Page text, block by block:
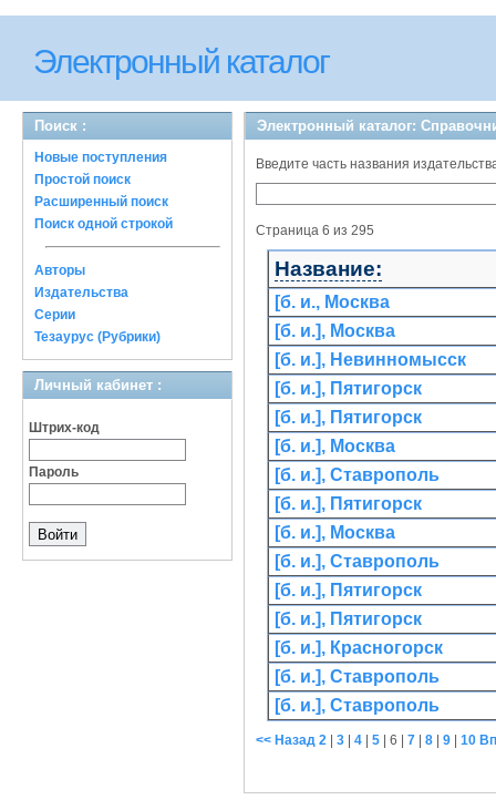
Электронный каталог
Поиск :
Новые поступления
Простой поиск
Расширенный поиск
Поиск одной строкой
Авторы
Издательства
Серии
Тезаурус (Рубрики)
Личный кабинет :
Штрих-код
Пароль
Электронный каталог:
Введите часть названия
Страница 6 из 295
Название:
[б. и., Москва
[б. и.], Москва
[б. и.], Невинномысск
[б. и.], Пятигорск
[б. и.], Пятигорск
[б. и.], Москва
[б. и.], Ставрополь
[б. и.], Пятигорск
[б. и.], Москва
[б. и.], Ставрополь
[б. и.], Пятигорск
[б. и.], Пятигорск
[б. и.], Красногорск
[б. и.], Ставрополь
[б. и.], Ставрополь
<< Назад 2 3 4 5 6 7 8 9 10